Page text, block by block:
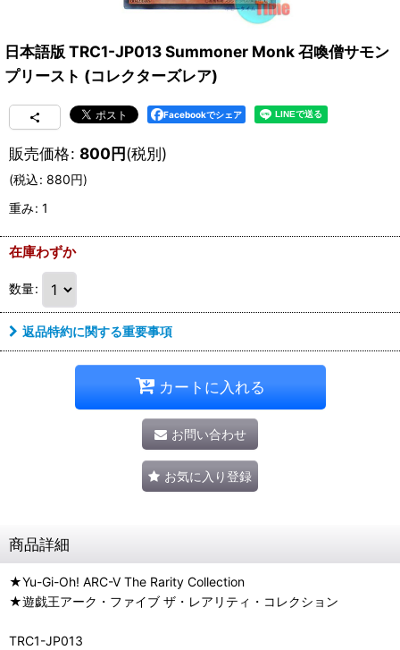
日本語版 TRC1-JP013 Summoner Monk 召喚僧サモン
プリースト (コレクターズレア)
Facebookでシェア
販売価格: 800円(税別)
(税込: 880円)
重み: 1
在庫わずか
数量:
返品特約に関する重要事項
カートに入れる
お問い合わせ
お気に入り登録
商品詳細
★Yu-Gi-Oh! ARC-V The Rarity Collection
★遊戯王アーク・ファイブ ザ・レアリティ・コレクション
TRC1-JP013